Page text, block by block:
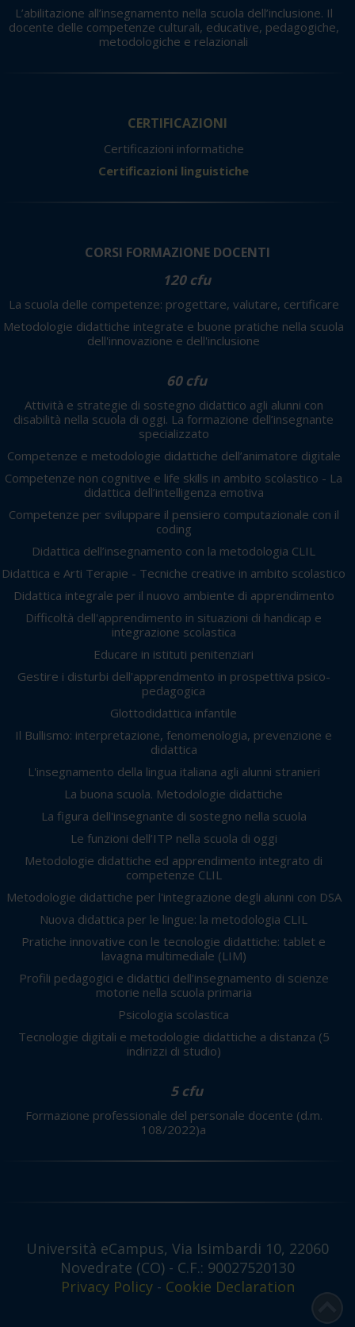
L’abilitazione all’insegnamento nella scuola dell’inclusione. Il
docente delle competenze culturali, educative, pedagogiche,
metodologiche e relazionali
CERTIFICAZIONI
Certificazioni informatiche
Certificazioni linguistiche
CORSI FORMAZIONE DOCENTI
120 cfu
La scuola delle competenze: progettare, valutare, certificare
Metodologie didattiche integrate e buone pratiche nella scuola
dell'innovazione e dell'inclusione
60 cfu
Attività e strategie di sostegno didattico agli alunni con
disabilità nella scuola di oggi. La formazione dell’insegnante
specializzato
Competenze e metodologie didattiche dell’animatore digitale
Competenze non cognitive e life skills in ambito scolastico - La
didattica dell’intelligenza emotiva
Competenze per sviluppare il pensiero computazionale con il
coding
Didattica dell’insegnamento con la metodologia CLIL
Didattica e Arti Terapie - Tecniche creative in ambito scolastico
Didattica integrale per il nuovo ambiente di apprendimento
Difficoltà dell'apprendimento in situazioni di handicap e
integrazione scolastica
Educare in istituti penitenziari
Gestire i disturbi dell'apprendmento in prospettiva psico-
pedagogica
Glottodidattica infantile
Il Bullismo: interpretazione, fenomenologia, prevenzione e
didattica
L'insegnamento della lingua italiana agli alunni stranieri
La buona scuola. Metodologie didattiche
La figura dell'insegnante di sostegno nella scuola
Le funzioni dell’ITP nella scuola di oggi
Metodologie didattiche ed apprendimento integrato di
competenze CLIL
Metodologie didattiche per l'integrazione degli alunni con DSA
Nuova didattica per le lingue: la metodologia CLIL
Pratiche innovative con le tecnologie didattiche: tablet e
lavagna multimediale (LIM)
Profili pedagogici e didattici dell’insegnamento di scienze
motorie nella scuola primaria
Psicologia scolastica
Tecnologie digitali e metodologie didattiche a distanza (5
indirizzi di studio)
5 cfu
Formazione professionale del personale docente (d.m.
108/2022)a
Università eCampus, Via Isimbardi 10, 22060
Novedrate (CO) - C.F.: 90027520130
Privacy Policy- Cookie Declaration